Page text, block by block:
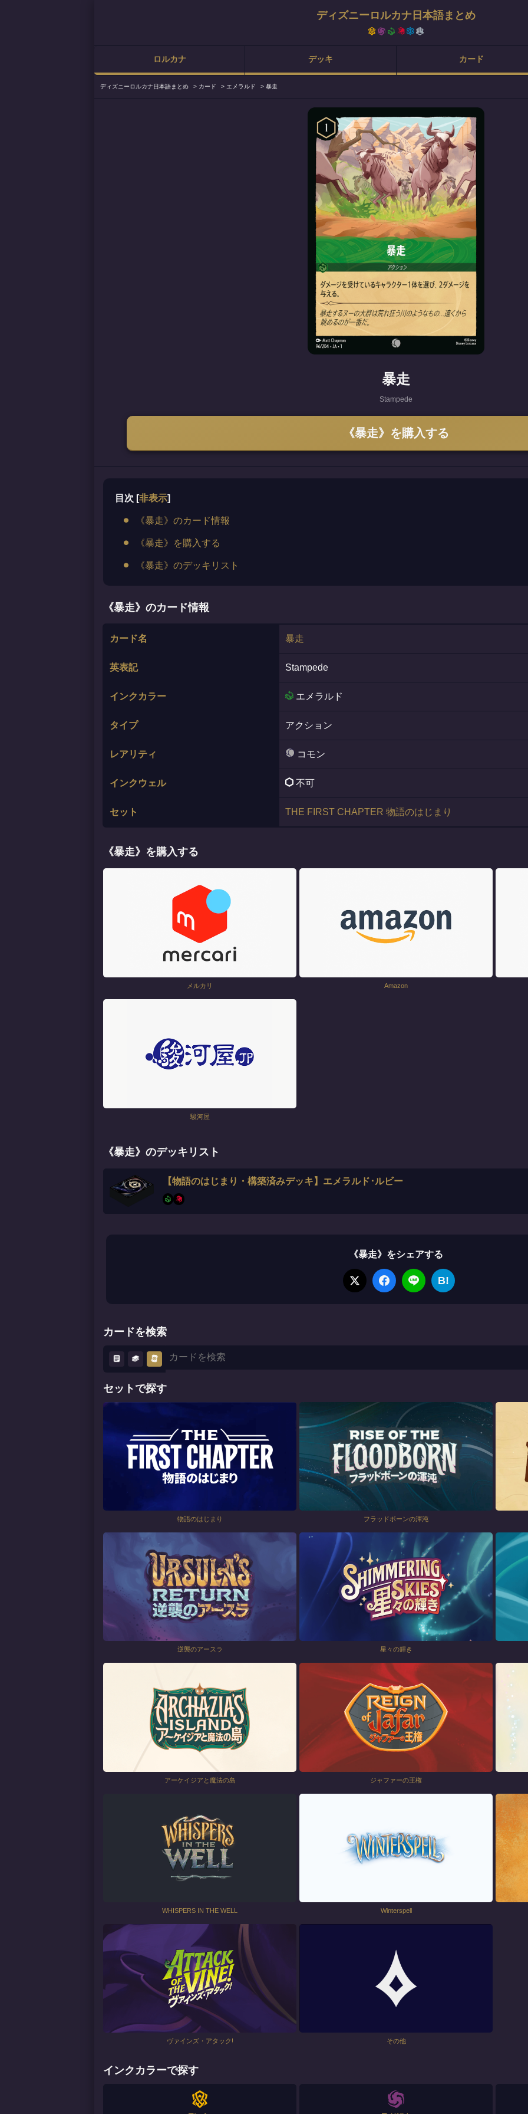
ディズニーロルカナ日本語まとめ
ロルカナ デッキ カード
ディズニーロルカナ日本語まとめ > カード > エメラルド > 暴走
暴走
Stampede
《暴走》を購入する
目次 [非表示]
《暴走》のカード情報
《暴走》を購入する
《暴走》のデッキリスト
《暴走》のカード情報
カード名 暴走
英表記 Stampede
インクカラー エメラルド
タイプ アクション
レアリティ コモン
インクウェル 不可
セット THE FIRST CHAPTER 物語のはじまり
《暴走》を購入する
メルカリ Amazon
駿河屋
《暴走》のデッキリスト
【物語のはじまり・構築済みデッキ】エメラルド･ルビー
《暴走》をシェアする
B!
カードを検索
セットで探す
物語のはじまり フラッドボーンの渾沌
逆襲のアースラ 星々の輝き
アーケイジアと魔法の島 ジャファーの王権
WHISPERS IN THE WELL Winterspell
ヴァインズ・アタック! その他
インクカラーで探す